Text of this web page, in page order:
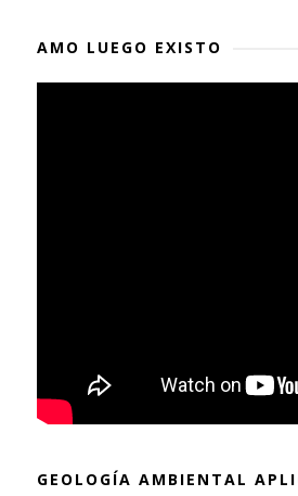
AMO LUEGO EXISTO
GEOLOGÍA AMBIENTAL